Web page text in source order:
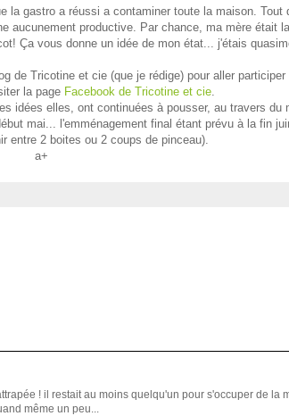
la gastro a réussi a contaminer toute la maison. Tout
aucunement productive. Par chance, ma mère était
Ça vous donne un idée de mon état... j'étais
de Tricotine et cie (que je rédige) pour aller
la page Facebook de Tricotine et cie.
idées elles, ont continuées à pousser, au travers du
mai... l'emménagement final étant prévu à la fin
entre 2 boites ou 2 coups de pinceau).
a+
! il restait au moins quelqu'un pour s'occuper de la
même un peu...